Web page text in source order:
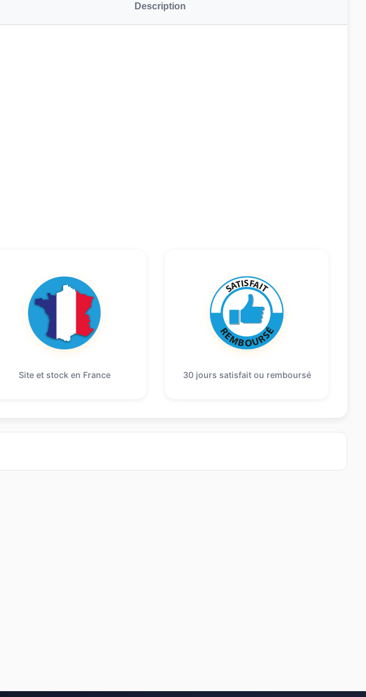
Description
Site et stock en France 30 jours satisfait ou remboursé